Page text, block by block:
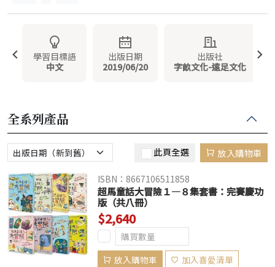
學習目標語
中文
出版日期
2019/06/20
出版社
字畝文化-遠足文化
全系列產品
此頁全選 放入購物車
ISBN：8667106511858
超馬童話大冒險１—８集套書：完賽慶功
版（共八冊）
$2,640
放入購物車
加入喜愛清單